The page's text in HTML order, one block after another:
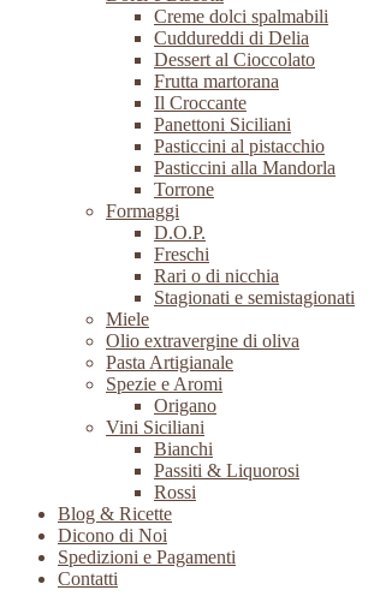
Creme dolci spalmabili
Cuddureddi di Delia
Dessert al Cioccolato
Frutta martorana
Il Croccante
Panettoni Siciliani
Pasticcini al pistacchio
Pasticcini alla Mandorla
Torrone
Formaggi
D.O.P.
Freschi
Rari o di nicchia
Stagionati e semistagionati
Miele
Olio extravergine di oliva
Pasta Artigianale
Spezie e Aromi
Origano
Vini Siciliani
Bianchi
Passiti & Liquorosi
Rossi
Blog & Ricette
Dicono di Noi
Spedizioni e Pagamenti
Contatti